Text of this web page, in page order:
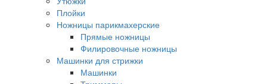
Плойки
Ножницы парикмахерские
Прямые ножницы
Филировочные ножницы
Машинки для стрижки
Машинки